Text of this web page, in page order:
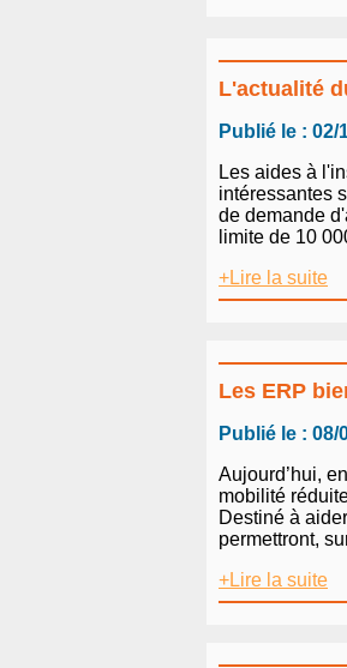
L'actualité
Publié le : 02/
Les aides à
intéressantes
de demande
limite de 10
+Lire la suite
Les ERP
Publié le : 08/
Aujourd’hui,
mobilité
Destiné à
permettront,
+Lire la suite